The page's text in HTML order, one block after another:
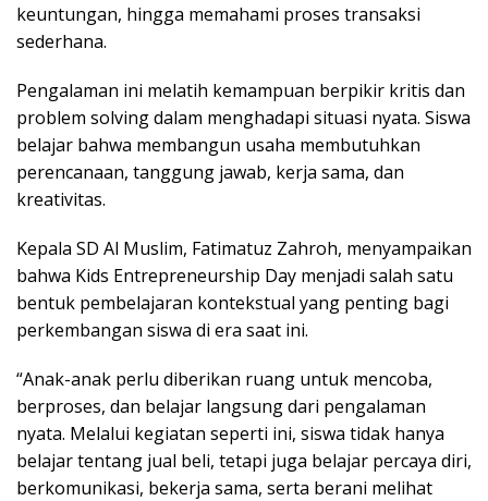
keuntungan, hingga memahami proses transaksi
sederhana.
Pengalaman ini melatih kemampuan berpikir kritis dan
problem solving dalam menghadapi situasi nyata. Siswa
belajar bahwa membangun usaha membutuhkan
perencanaan, tanggung jawab, kerja sama, dan
kreativitas.
Kepala SD Al Muslim, Fatimatuz Zahroh, menyampaikan
bahwa Kids Entrepreneurship Day menjadi salah satu
bentuk pembelajaran kontekstual yang penting bagi
perkembangan siswa di era saat ini.
“Anak-anak perlu diberikan ruang untuk mencoba,
berproses, dan belajar langsung dari pengalaman
nyata. Melalui kegiatan seperti ini, siswa tidak hanya
belajar tentang jual beli, tetapi juga belajar percaya diri,
berkomunikasi, bekerja sama, serta berani melihat